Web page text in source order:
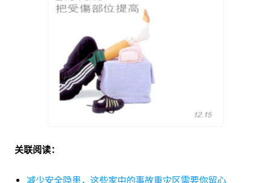
关联阅读：
减少安全隐患，这些家中的事故重灾区需要你留心